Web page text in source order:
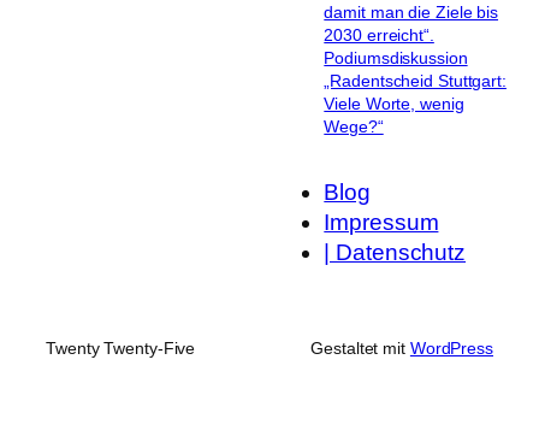
damit man die Ziele bis
2030 erreicht“.
Podiumsdiskussion
„Radentscheid Stuttgart:
Viele Worte, wenig
Wege?“
Blog
Impressum
| Datenschutz
Twenty Twenty-Five Gestaltet mit WordPress